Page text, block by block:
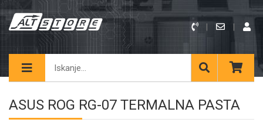
ASUS ROG RG-07 TERMALNA PASTA